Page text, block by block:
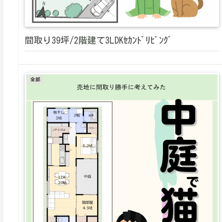
間取り39坪/2階建て3LDKｾｶﾝﾄﾞﾘﾋﾞﾝｸﾞ
全部